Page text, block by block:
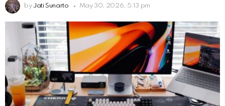
by Jati Sunarto May 30, 2026, 5:13 pm